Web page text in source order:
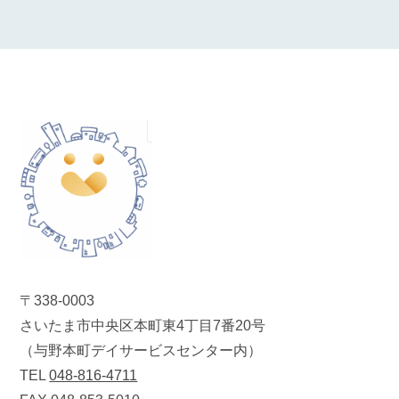
〒338-0003
さいたま市中央区本町東4丁目7番20号
（与野本町デイサービスセンター内）
TEL048-816-4711